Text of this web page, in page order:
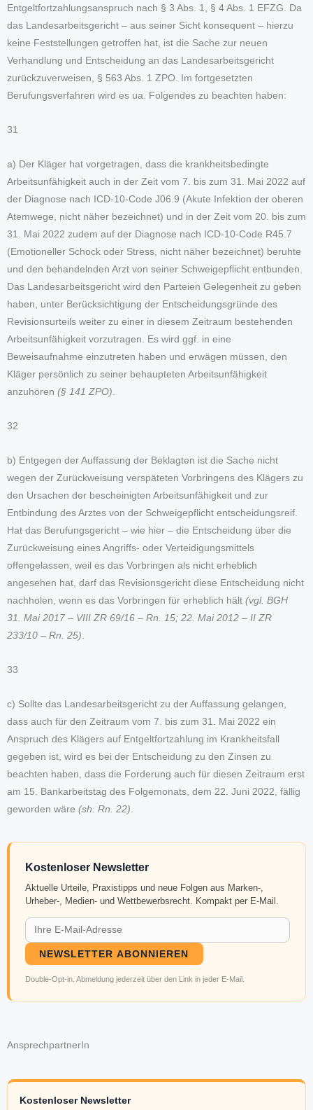
Entgeltfortzahlungsanspruch nach § 3 Abs. 1, § 4 Abs. 1 EFZG. Da
das Landesarbeitsgericht – aus seiner Sicht konsequent – hierzu
keine Feststellungen getroffen hat, ist die Sache zur neuen
Verhandlung und Entscheidung an das Landesarbeitsgericht
zurückzuverweisen, § 563 Abs. 1 ZPO. Im fortgesetzten
Berufungsverfahren wird es ua. Folgendes zu beachten haben:
31
a) Der Kläger hat vorgetragen, dass die krankheitsbedingte
Arbeitsunfähigkeit auch in der Zeit vom 7. bis zum 31. Mai 2022 auf
der Diagnose nach ICD-10-Code J06.9 (Akute Infektion der oberen
Atemwege, nicht näher bezeichnet) und in der Zeit vom 20. bis zum
31. Mai 2022 zudem auf der Diagnose nach ICD-10-Code R45.7
(Emotioneller Schock oder Stress, nicht näher bezeichnet) beruhte
und den behandelnden Arzt von seiner Schweigepflicht entbunden.
Das Landesarbeitsgericht wird den Parteien Gelegenheit zu geben
haben, unter Berücksichtigung der Entscheidungsgründe des
Revisionsurteils weiter zu einer in diesem Zeitraum bestehenden
Arbeitsunfähigkeit vorzutragen. Es wird ggf. in eine
Beweisaufnahme einzutreten haben und erwägen müssen, den
Kläger persönlich zu seiner behaupteten Arbeitsunfähigkeit
anzuhören (§ 141 ZPO).
32
b) Entgegen der Auffassung der Beklagten ist die Sache nicht
wegen der Zurückweisung verspäteten Vorbringens des Klägers zu
den Ursachen der bescheinigten Arbeitsunfähigkeit und zur
Entbindung des Arztes von der Schweigepflicht entscheidungsreif.
Hat das Berufungsgericht – wie hier – die Entscheidung über die
Zurückweisung eines Angriffs- oder Verteidigungsmittels
offengelassen, weil es das Vorbringen als nicht erheblich
angesehen hat, darf das Revisionsgericht diese Entscheidung nicht
nachholen, wenn es das Vorbringen für erheblich hält (vgl. BGH
31. Mai 2017 – VIII ZR 69/16 – Rn. 15; 22. Mai 2012 – II ZR
233/10 – Rn. 25)
33
c) Sollte das Landesarbeitsgericht zu der Auffassung gelangen,
dass auch für den Zeitraum vom 7. bis zum 31. Mai 2022 ein
Anspruch des Klägers auf Entgeltfortzahlung im Krankheitsfall
gegeben ist, wird es bei der Entscheidung zu den Zinsen zu
beachten haben, dass die Forderung auch für diesen Zeitraum erst
am 15. Bankarbeitstag des Folgemonats, dem 22. Juni 2022, fällig
geworden wäre (sh. Rn. 22)
Kostenloser Newsletter
Aktuelle Urteile, Praxistipps und neue Folgen aus Marken-,
Urheber-, Medien- und Wettbewerbsrecht. Kompakt per E-Mail.
NEWSLETTER ABONNIEREN
Double-Opt-in. Abmeldung jederzeit über den Link in jeder E-Mail.
AnsprechpartnerIn
Kostenloser Newsletter